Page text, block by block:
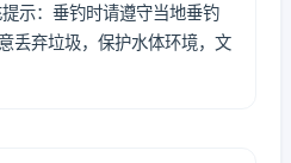
示：垂钓时请遵守当地垂钓
丢弃垃圾，保护水体环境，文